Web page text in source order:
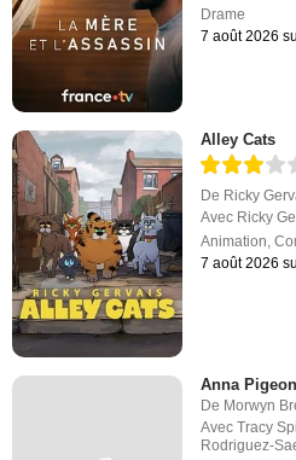
Drame
7 août 2026
Alley Cats
De Ricky
Avec Ricky
Animation,
7 août 2026
Anna Pigeon
De Morwyn
AvecTracy
Rodriguez-